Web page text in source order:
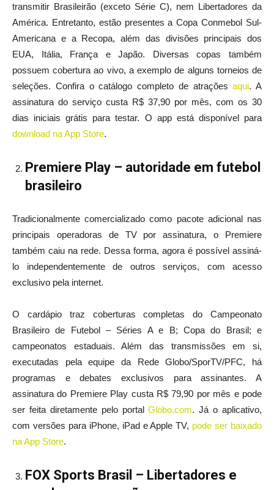
transmitir Brasileirão (exceto Série C), nem Libertadores da
América. Entretanto, estão presentes a Copa Conmebol Sul-
Americana e a Recopa, além das divisões principais dos
EUA, Itália, França e Japão. Diversas copas também
possuem cobertura ao vivo, a exemplo de alguns torneios de
seleções. Confira o catálogo completo de atraçõesaqui. A
assinatura do serviço custa R$ 37,90 por mês, com os 30
dias iniciais grátis para testar. O app está disponível para
download na App Store.
Premiere Play – autoridade em futebol
brasileiro
Tradicionalmente comercializado como pacote adicional nas
principais operadoras de TV por assinatura, o Premiere
também caiu na rede. Dessa forma, agora é possível assiná-
lo independentemente de outros serviços, com acesso
exclusivo pela internet.
O cardápio traz coberturas completas do Campeonato
Brasileiro de Futebol – Séries A e B; Copa do Brasil; e
campeonatos estaduais. Além das transmissões em si,
executadas pela equipe da Rede Globo/SporTV/PFC, há
programas e debates exclusivos para assinantes. A
assinatura do Premiere Play custa R$ 79,90 por mês e pode
ser feita diretamente pelo portalGlobo.com. Já o aplicativo,
com versões para iPhone, iPad e Apple TV, pode ser baixado
na App Store.
FOX Sports Brasil – Libertadores e